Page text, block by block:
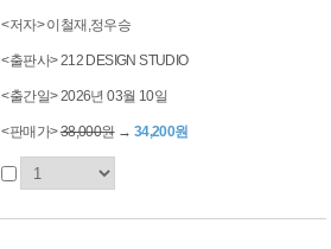
<저자> 이철재,정우승
<출판사> 212 DESIGN STUDIO
<출간일> 2026년 03월 10일
<판매가>38,000원→ 34,200원